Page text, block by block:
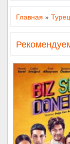
Главная »